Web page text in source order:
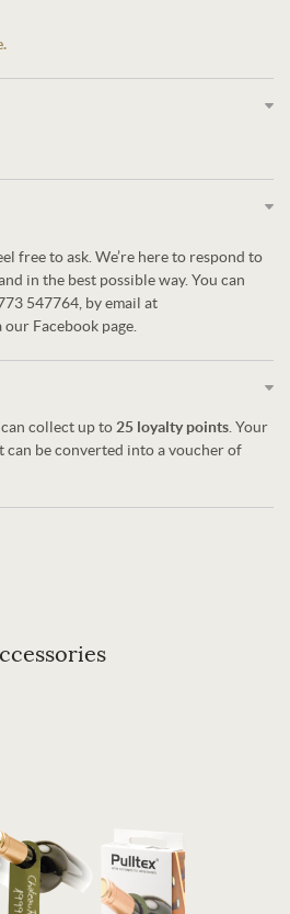
free to ask. We’re here to respond to
in the best possible way. You can
547764, by email at
Facebook page.
collect up to 25 loyalty points . Your
can be converted into a voucher of